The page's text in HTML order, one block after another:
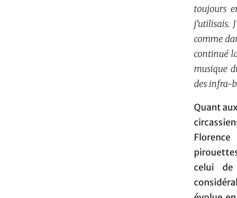
toujours
j’utilisais.
comme
continué
musique
des infra-
Quant
celui